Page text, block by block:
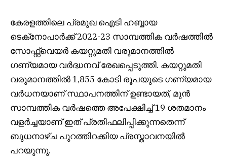
കേരളത്തിലെ പ്രമുഖ ഐടി ഹബ്ബായ
ടെക്‌നോപാർക്ക് 2022-23 സാമ്പത്തിക വർഷത്തിൽ
സോഫ്റ്റ്‌വെയർ കയറ്റുമതി വരുമാനത്തിൽ
ഗണ്യമായ വർദ്ധനവ് രേഖപ്പെടുത്തി. കയറ്റുമതി
വരുമാനത്തിൽ 1,855 കോടി രൂപയുടെ ഗണ്യമായ
വർധനയാണ് സ്ഥാപനത്തിന് ഉണ്ടായത്, മുൻ
സാമ്പത്തിക വർഷത്തെ അപേക്ഷിച്ച് 19 ശതമാനം
വളർച്ചയാണ് ഇത് പ്രതിഫലിപ്പിക്കുന്നതെന്ന്
ബുധനാഴ്ച പുറത്തിറക്കിയ പ്രസ്താവനയിൽ
പറയുന്നു.